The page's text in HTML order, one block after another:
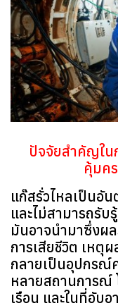
ปัจจัยสำคัญใน
คุ้มค
แก๊สรั่วไหลเป็นอั
และไม่สามารถรับ
มันอาจนำมาซึ่งผ
การเสียชีวิต เหตุ
กลายเป็นอุปกรณ์
หลายสถานการณ์
เรือน และในที่อับอ